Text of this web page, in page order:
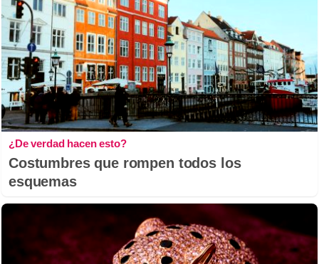
¿De verdad hacen esto?
Costumbres que rompen todos los
esquemas